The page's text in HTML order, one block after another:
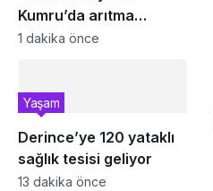
Kumru’da arıtma
tesisleri yenileniyor
1 dakika önce
Derince’ye 120 yataklı
sağlık tesisi geliyor
Yaşam
13 dakika önce